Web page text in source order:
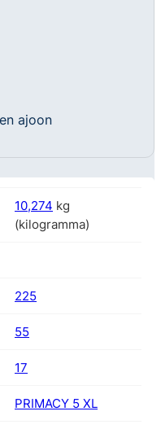
ajoon
10,274 kg
(kilogramma)
225
55
17
PRIMACY 5 XL